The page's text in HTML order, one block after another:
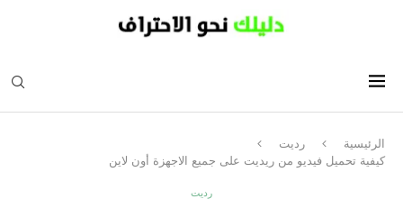
الرئيسية
رديت
كيفية تحميل فيديو من ريديت على جميع الاجهزة أون لاين
رديت